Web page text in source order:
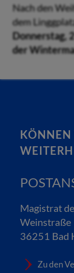
Nach den
dem
Donnerstag,
der
Magistrat
Weinstraße
36251 Bad
Zu den